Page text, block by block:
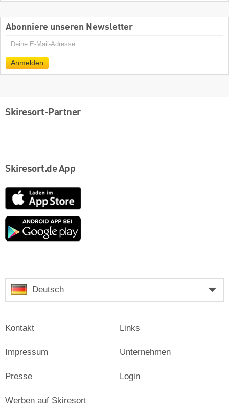
Abonniere unseren Newsletter
E-
Mail
Anmelden
Skiresort-Partner
Skiresort.de App
App
Store
Google
Deutsch
Kontakt
Impressum
Presse
Links
Unternehmen
Login
Werben auf Skiresort